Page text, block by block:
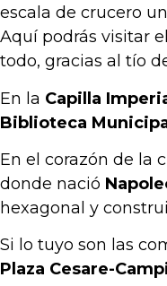
escala de crucero
Aquí podrás visitar
todo, gracias al tío
En la Capilla
Biblioteca
En el corazón de la
donde nació
hexagonal y
Si lo tuyo son las
Plaza Cesare-